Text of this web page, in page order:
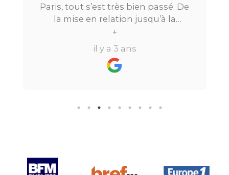
Paris, tout s’est très bien passé. De
la mise en relation jusqu’à la
location. Le digital qui fait gagner
beaucoup de temps ne fait pas
perdre l’aspect humain ce qui est
vraiment bien ! Je recommande
↓
il y a 3 ans